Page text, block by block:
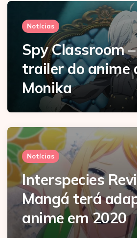
Notícias
Spy Classroom
trailer do anime
Monika
Notícias
Interspecies
Mangá terá
anime em 2020